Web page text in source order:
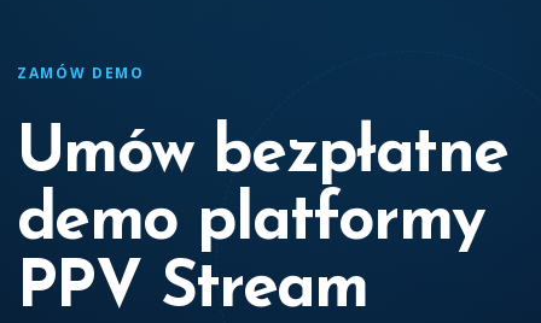
ZAMÓW DEMO
Umów bezpłatne
demo platformy
PPV Stream